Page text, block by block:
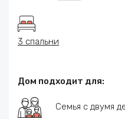
3 спальни
Дом подходит для:
Семья с двумя